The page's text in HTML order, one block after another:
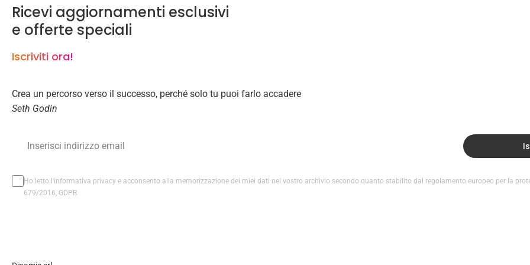
Ricevi aggiornamenti esclusivi
e offerte speciali
Iscriviti ora!
Crea un percorso verso il successo, perché solo tu puoi farlo accadere
Seth Godin
Ho letto l'informativa privacy e acconsento alla memorizzazione dei miei dati nel vostro archivio secondo quanto stabilito dal regolamento europeo per la
679/2016, GDPR